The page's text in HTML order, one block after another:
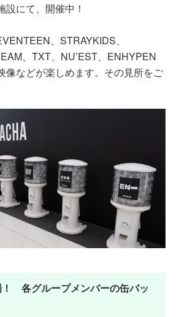
設にて、開催中！
、STRAYKIDS、
、TXT、NU’EST、ENHYPEN
像などが楽しめます。その見所をご
各グループメンバーの缶バッ